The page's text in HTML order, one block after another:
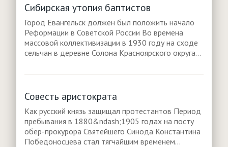
Сибирская утопия баптистов
Город Евангельск должен был положить начало
Реформации в Советской России Во времена
массовой коллективизации в 1930 году на сходе
сельчан в деревне Солона Красноярского округа...
Совесть аристократа
Как русский князь защищал протестантов Период
пребывания в 1880&ndash;1905 годах на посту
обер-прокурора Святейшего Синода Константина
Победоносцева стал тягчайшим временем...